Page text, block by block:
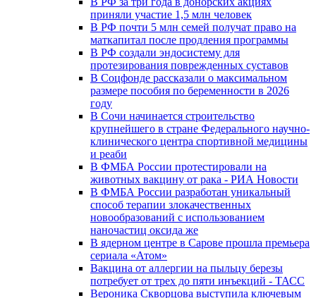
приняли участие 1,5 млн человек
В РФ почти 5 млн семей получат право на
маткапитал после продления программы
В РФ создали эндосистему для
протезирования поврежденных суставов
В Соцфонде рассказали о максимальном
размере пособия по беременности в 2026
году
В Сочи начинается строительство
крупнейшего в стране Федерального научно-
клинического центра спортивной медицины
и реаби
В ФМБА России протестировали на
животных вакцину от рака - РИА Новости
В ФМБА России разработан уникальный
способ терапии злокачественных
новообразований с использованием
наночастиц оксида же
В ядерном центре в Сарове прошла премьера
сериала «Атом»
Вакцина от аллергии на пыльцу березы
потребует от трех до пяти инъекций - ТАСС
Вероника Скворцова выступила ключевым